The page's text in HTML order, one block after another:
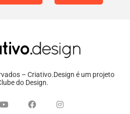
– Criativo.Design é um projeto
do Design.